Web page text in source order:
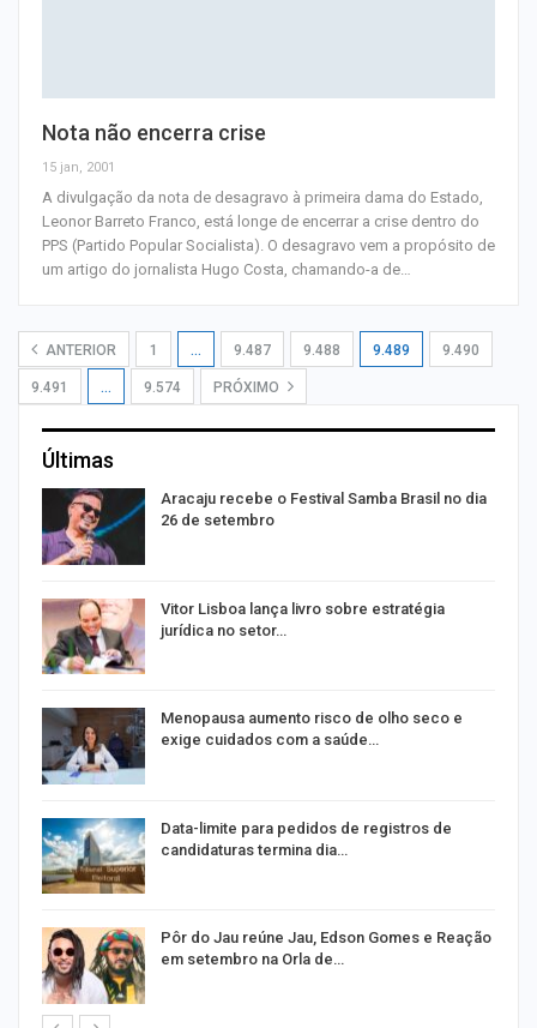
Nota não encerra crise
15 jan, 2001
A divulgação da nota de desagravo à primeira dama do Estado,
Leonor Barreto Franco, está longe de encerrar a crise dentro do
PPS (Partido Popular Socialista). O desagravo vem a propósito de
um artigo do jornalista Hugo Costa, chamando-a de
ANTERIOR 1 … 9.487 9.488 9.489 9.490
9.491 … 9.574 PRÓXIMO
Últimas
Aracaju recebe o Festival Samba Brasil no dia
26 de setembro
Vitor Lisboa lança livro sobre estratégia
jurídica no setor…
Menopausa aumento risco de olho seco e
exige cuidados com a saúde…
Data-limite para pedidos de registros de
candidaturas termina dia…
Pôr do Jau reúne Jau, Edson Gomes e Reação
em setembro na Orla de…